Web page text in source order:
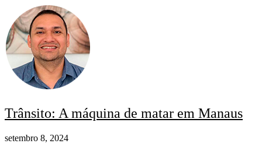
Trânsito: A máquina de matar em Manaus
setembro 8, 2024